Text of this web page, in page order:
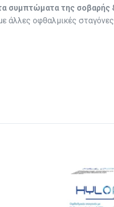
συμπτώματα της σοβαρής
άλλες οφθαλμικές